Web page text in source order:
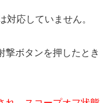
応していません。
撃ボタンを押したとき